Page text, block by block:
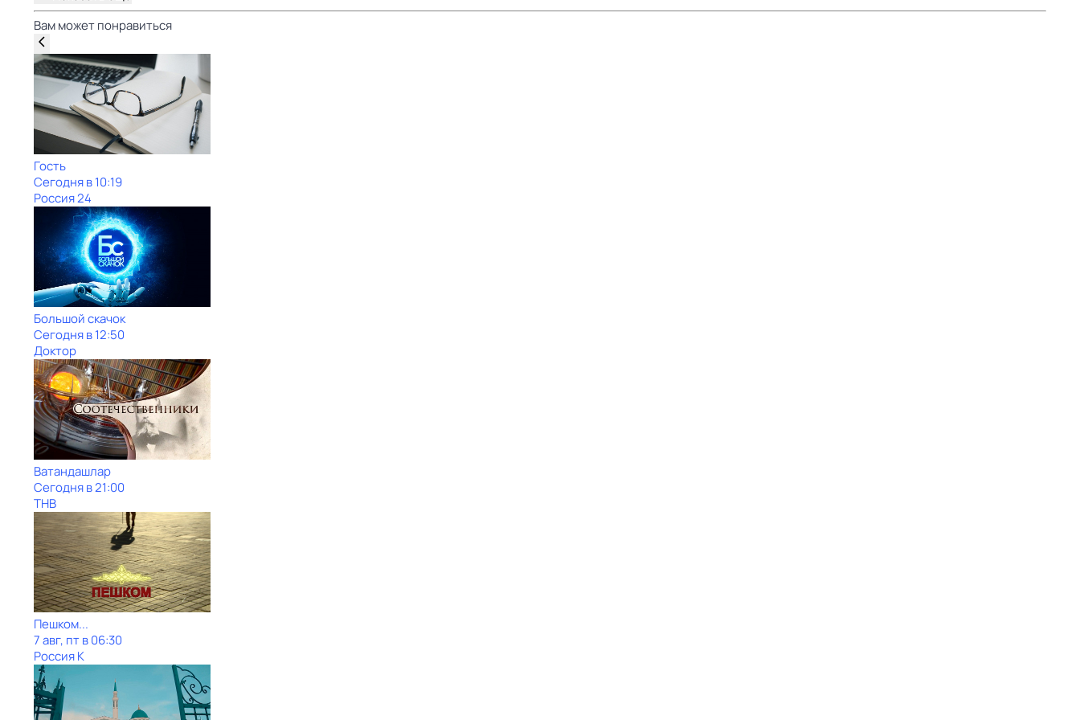
Вам может понравиться
Гость
Сегодня в 10:19
Россия 24
Большой скачок
Сегодня в 12:50
Доктор
Ватандашлар
Сегодня в 21:00
ТНВ
Пешком...
7 авг, пт в 06:30
Россия К